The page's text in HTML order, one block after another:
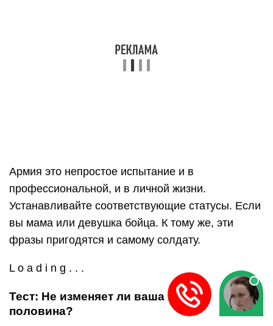
Армия это непростое испытание и в
профессиональной, и в личной жизни.
Устанавливайте соответствующие статусы. Если
вы мама или девушка бойца. К тому же, эти
фразы пригодятся и самому солдату.
L o a d i n g . . .
Тест: Не изменяет ли ваша вторая
половина?